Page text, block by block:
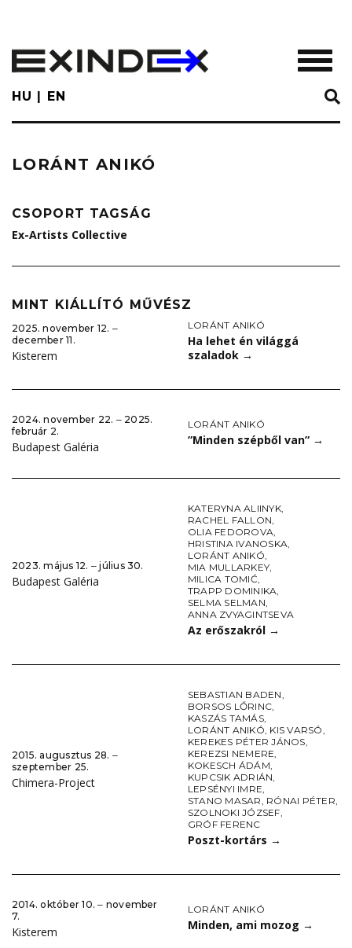
main
content
HU EN
LORÁNT ANIKÓ
CSOPORT TAGSÁG
Ex-Artists Collective
MINT KIÁLLÍTÓ MŰVÉSZ
2025. november 12. ‒
december 11.
Kisterem
LORÁNT ANIKÓ
Ha lehet én világgá
szaladok →
2024. november 22. ‒ 2025.
február 2.
Budapest Galéria
LORÁNT ANIKÓ
”Minden szépből van” →
2023. május 12. ‒ július 30.
Budapest Galéria
KATERYNA ALIINYK,
RACHEL FALLON,
OLIA FEDOROVA,
HRISTINA IVANOSKA,
LORÁNT ANIKÓ,
MIA MULLARKEY,
MILICA TOMIĆ,
TRAPP DOMINIKA,
SELMA SELMAN,
ANNA ZVYAGINTSEVA
Az erőszakról →
2015. augusztus 28. ‒
szeptember 25.
Chimera-Project
SEBASTIAN BADEN,
BORSOS LŐRINC,
KASZÁS TAMÁS,
LORÁNT ANIKÓ, KIS VARSÓ,
KEREKES PÉTER JÁNOS,
KEREZSI NEMERE,
KOKESCH ÁDÁM,
KUPCSIK ADRIÁN,
LEPSÉNYI IMRE,
STANO MASAR, RÓNAI PÉTER,
SZOLNOKI JÓZSEF,
GRÓF FERENC
Poszt-kortárs →
2014. október 10. ‒ november
7.
Kisterem
LORÁNT ANIKÓ
Minden, ami mozog →